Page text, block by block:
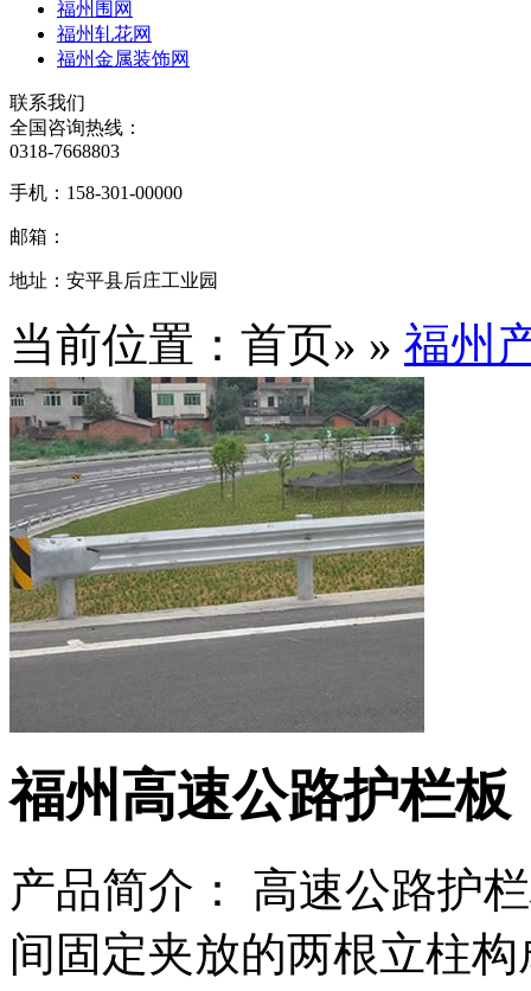
福州围网
福州轧花网
福州金属装饰网
联系我们
全国咨询热线：
0318-7668803
手机： 158-301-00000
邮箱：
地址： 安平县后庄工业园
当前位置：首页» » 福州
福州高速公路护栏板
产品简介： 高速公路护
间固定夹放的两根立柱